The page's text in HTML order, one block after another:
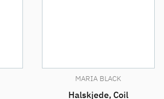
MARIA BLACK
Halskjede, Coil